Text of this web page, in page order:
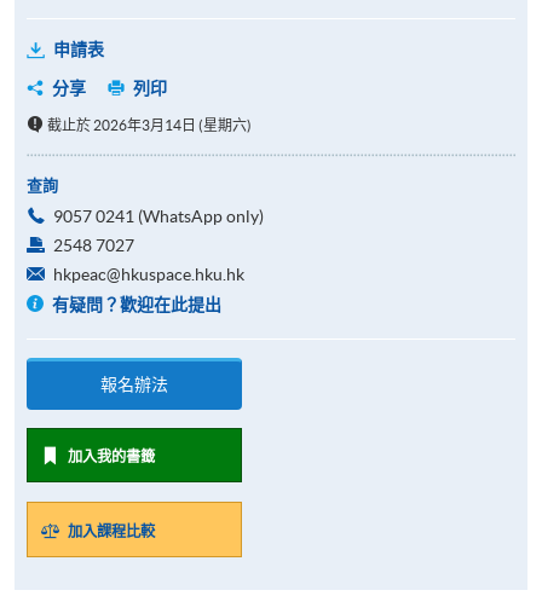
申請表
分享
列印
截止於 2026年3月14日 (星期六)
查詢
9057 0241 (WhatsApp only)
2548 7027
hkpeac@hkuspace.hku.hk
有疑問？歡迎在此提出
報名辦法
加入我的書籤
加入課程比較